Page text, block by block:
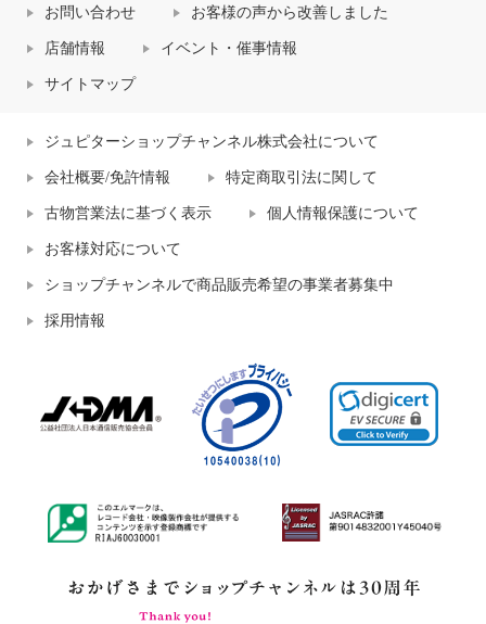
お問い合わせ お客様の声から改善しました
店舗情報 イベント・催事情報
サイトマップ
ジュピターショップチャンネル株式会社について
会社概要/免許情報 特定商取引法に関して
古物営業法に基づく表示 個人情報保護について
お客様対応について
ショップチャンネルで商品販売希望の事業者募集中
採用情報